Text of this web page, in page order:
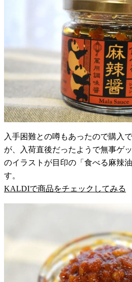
入手困難との噂もあったので購入
が、入荷直後だったようで無事ゲ
のイラストが目印の「食べる麻辣
す。
KALDIで商品をチェックしてみる